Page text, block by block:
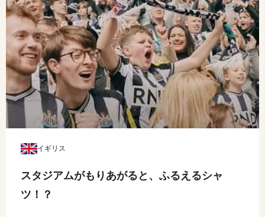
イギリス
スタジアムがもりあがると、ふるえるシャ
ツ！？